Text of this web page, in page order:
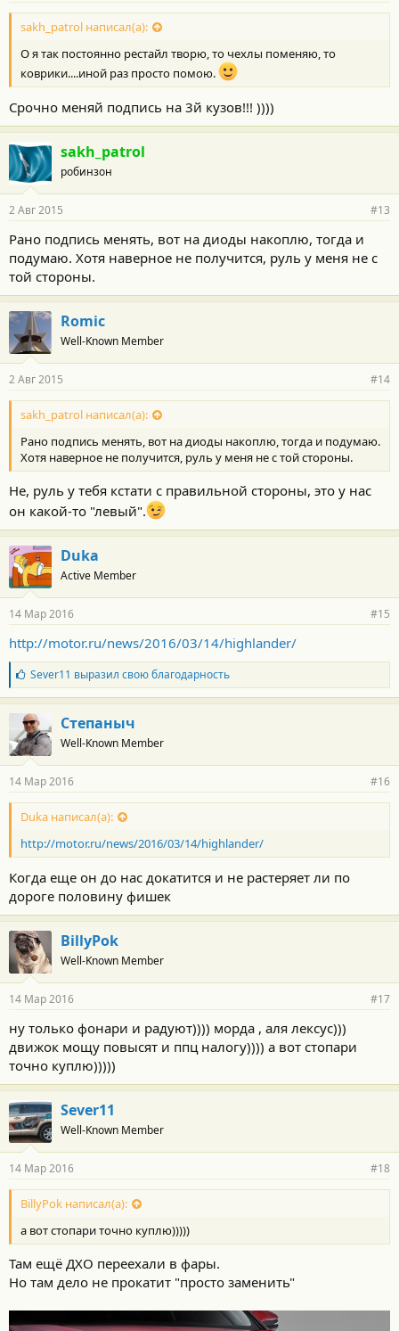
о
с
и
:
sakh_patrol написал(а):
О я так постоянно рестайл творю, то чехлы поменяю, то
коврики....иной раз просто помою.
Срочно меняй подпись на 3й кузов!!! ))))
sakh_patrol
робинзон
2 Авг 2015 #13
Рано подпись менять, вот на диоды накоплю, тогда и
подумаю. Хотя наверное не получится, руль у меня не с
той стороны.
Romic
Well-Known Member
2 Авг 2015 #14
sakh_patrol написал(а):
Рано подпись менять, вот на диоды накоплю, тогда и подумаю.
Хотя наверное не получится, руль у меня не с той стороны.
Не, руль у тебя кстати с правильной стороны, это у нас
он какой-то "левый".
Duka
Active Member
14 Мар 2016 #15
http://motor.ru/news/2016/03/14/highlander/
Б
л
а
г
о
д
а
н
о
с
и
:
Sever11 выразил свою благодарность
Степаныч
Well-Known Member
14 Мар 2016 #16
Duka написал(а):
http://motor.ru/news/2016/03/14/highlander/
Когда еще он до нас докатится и не растеряет ли по
дороге половину фишек
BillyPok
Well-Known Member
14 Мар 2016 #17
ну только фонари и радуют)))) морда , аля лексус)))
движок мощу повысят и ппц налогу)))) а вот стопари
точно куплю)))))
Sever11
Well-Known Member
14 Мар 2016 #18
BillyPok написал(а):
а вот стопари точно куплю)))))
Там ещё ДХО переехали в фары.
Но там дело не прокатит "просто заменить"